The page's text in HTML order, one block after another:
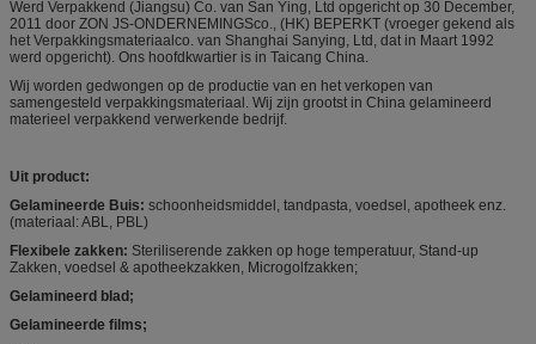
Werd Verpakkend (Jiangsu) Co. van San Ying, Ltd opgericht op 30 December,
2011 door ZON JS-ONDERNEMINGSco., (HK) BEPERKT (vroeger gekend als
het Verpakkingsmateriaalco. van Shanghai Sanying, Ltd, dat in Maart 1992
werd opgericht). Ons hoofdkwartier is in Taicang China.
Wij worden gedwongen op de productie van en het verkopen van
samengesteld verpakkingsmateriaal. Wij zijn grootst in China gelamineerd
materieel verpakkend verwerkende bedrijf.
Uit product:
Gelamineerde Buis: schoonheidsmiddel, tandpasta, voedsel, apotheek enz.
(materiaal: ABL, PBL)
Flexibele zakken: Steriliserende zakken op hoge temperatuur, Stand-up
Zakken, voedsel & apotheekzakken, Microgolfzakken;
Gelamineerd blad;
Gelamineerde films;